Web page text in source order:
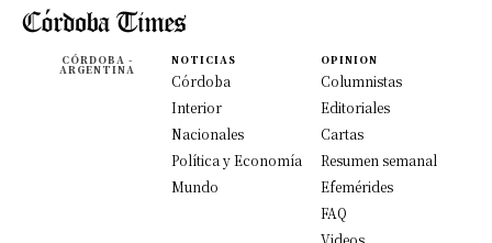
CÓRDOBA -
ARGENTINA
NOTICIAS
Córdoba
Interior
Nacionales
Política y Economía
Mundo
OPINION
Columnistas
Editoriales
Cartas
Resumen semanal
Efemérides
FAQ
Videos